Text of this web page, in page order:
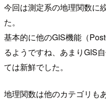
今回は測定系の地理関数に
た。
基本的に他のGIS機能（
るようですね、あまりGIS
ては新鮮でした。
地理関数は他のカテゴリも